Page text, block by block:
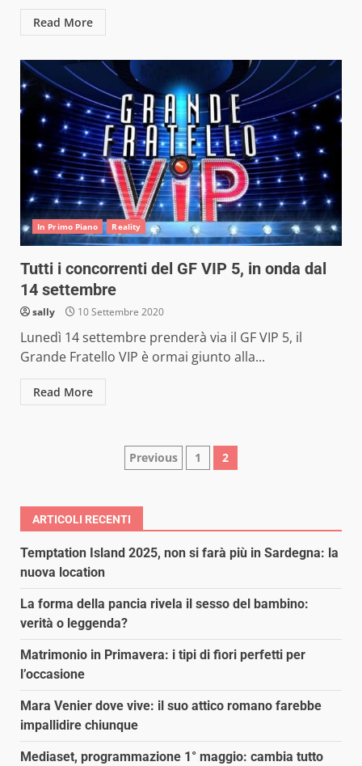
Read More
In Primo Piano Reality
Tutti i concorrenti del GF VIP 5, in onda dal
14 settembre
sally 10 Settembre 2020
Lunedì 14 settembre prenderà via il GF VIP 5, il
Grande Fratello VIP è ormai giunto alla...
Read More
Paginazione
articoli
Previous 1 2
ARTICOLI RECENTI
Temptation Island 2025, non si farà più in Sardegna: la
nuova location
La forma della pancia rivela il sesso del bambino:
verità o leggenda?
Matrimonio in Primavera: i tipi di fiori perfetti per
l’occasione
Mara Venier dove vive: il suo attico romano farebbe
impallidire chiunque
Mediaset, programmazione 1° maggio: cambia tutto